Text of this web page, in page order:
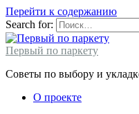
Перейти к содержанию
Search for:
Первый по паркету
Советы по выбору и
О проекте